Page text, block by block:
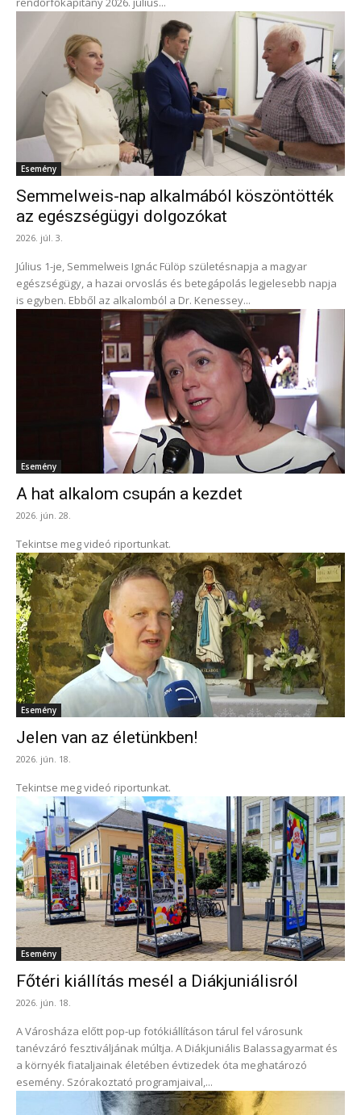
Esemény
Semmelweis-nap alkalmából köszöntötték
az egészségügyi dolgozókat
2026. júl. 3.
Július 1-je, Semmelweis Ignác Fülöp születésnapja a magyar
egészségügy, a hazai orvoslás és betegápolás legjelesebb napja
is egyben. Ebből az alkalomból a Dr. Kenessey...
Esemény
A hat alkalom csupán a kezdet
2026. jún. 28.
Tekintse meg videó riportunkat.
Esemény
Jelen van az életünkben!
2026. jún. 18.
Tekintse meg videó riportunkat.
Esemény
Főtéri kiállítás mesél a Diákjuniálisról
2026. jún. 18.
A Városháza előtt pop-up fotókiállításon tárul fel városunk
tanévzáró fesztiváljának múltja. A Diákjuniális Balassagyarmat és
a környék fiataljainak életében évtizedek óta meghatározó
esemény. Szórakoztató programjaival,...